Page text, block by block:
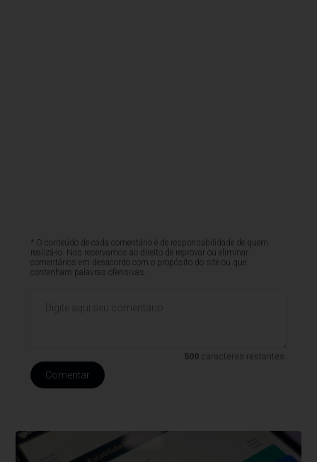
* O conteúdo de cada comentário é de responsabilidade de quem
realizá-lo. Nos reservamos ao direito de reprovar ou eliminar
comentários em desacordo com o propósito do site ou que
contenham palavras ofensivas.
500 caracteres restantes.
Comentar